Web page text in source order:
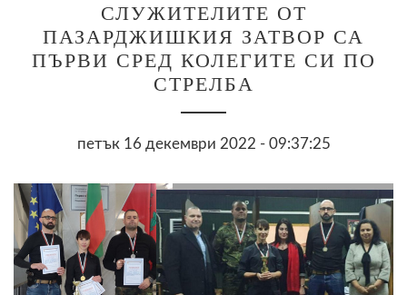
СЛУЖИТЕЛИТЕ ОТ
ПАЗАРДЖИШКИЯ ЗАТВОР СА
ПЪРВИ СРЕД КОЛЕГИТЕ СИ ПО
СТРЕЛБА
петък 16 декември 2022 - 09:37:25